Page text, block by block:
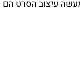
עיצוב הסרט הם